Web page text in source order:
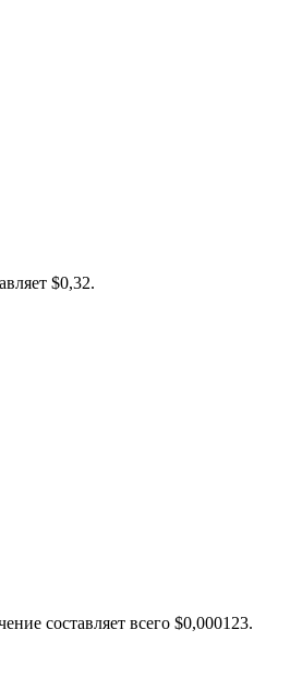
$0,32.
составляет всего $0,000123.